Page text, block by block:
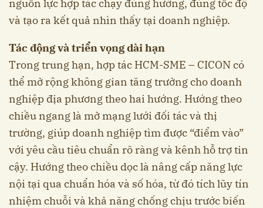
nguồn lực hợp tác chạy đúng hướng, đúng tốc độ
và tạo ra kết quả nhìn thấy tại doanh nghiệp.
Tác động và triển vọng dài hạn
Trong trung hạn, hợp tác HCM-SME – CICON có
thể mở rộng không gian tăng trưởng cho doanh
nghiệp địa phương theo hai hướng. Hướng theo
chiều ngang là mở mạng lưới đối tác và thị
trường, giúp doanh nghiệp tìm được “điểm vào”
với yêu cầu tiêu chuẩn rõ ràng và kênh hỗ trợ tin
cậy. Hướng theo chiều dọc là nâng cấp năng lực
nội tại qua chuẩn hóa và số hóa, từ đó tích lũy tín
nhiệm chuỗi và khả năng chống chịu trước biến